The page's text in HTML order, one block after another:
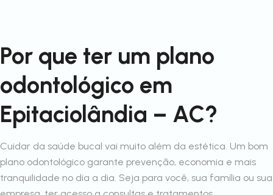
Por que ter um plano
odontológico em
Epitaciolândia – AC?
Cuidar da saúde bucal vai muito além da estética. Um bom
plano odontológico garante prevenção, economia e mais
tranquilidade no dia a dia. Seja para você, sua família ou sua